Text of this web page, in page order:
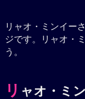
リャオ・ミンイー
ジです。リャオ・
う。
リ ャオ・ミ